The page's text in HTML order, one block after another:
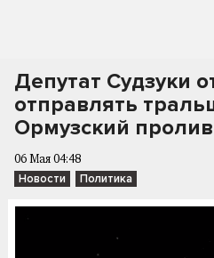
Депутат Судзуки
отправлять
Ормузский пролив
06 Мая 04:48
Новости Политика